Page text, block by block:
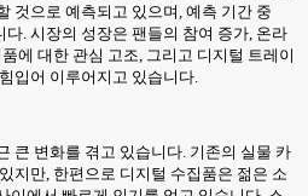
것으로 예측되고 있으며, 예측 기간 중
. 시장의 성장은 팬들의 참여 증가, 온라
에 대한 관심 고조, 그리고 디지털 트레이
입어 이루어지고 있습니다.
큰 변화를 겪고 있습니다. 기존의 실물 카
지만, 한편으로 디지털 수집품은 젊은 소